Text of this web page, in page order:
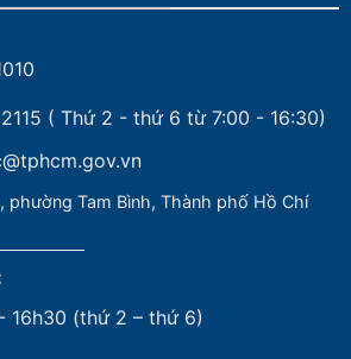
( Thứ 2 - thứ 6 từ 7:00 - 16:30)
phường Tam Bình, Thành phố Hồ Chí
16h30 (thứ 2 – thứ 6)